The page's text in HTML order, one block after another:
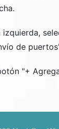
izquierda,
de
"+